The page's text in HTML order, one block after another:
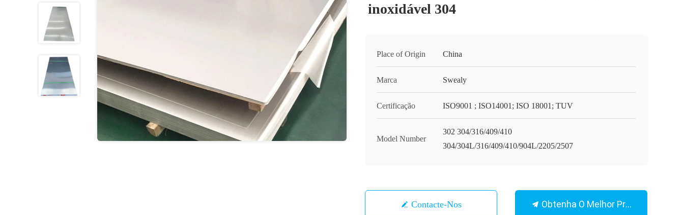
inoxidável 304
Place of Origin China
Marca Swealy
Certificação ISO9001 ; ISO14001; ISO 18001; TUV
Model Number
302 304/316/409/410
304/304L/316/409/410/904L/2205/2507
Contacte-Nos Obtenha O Melhor Preço